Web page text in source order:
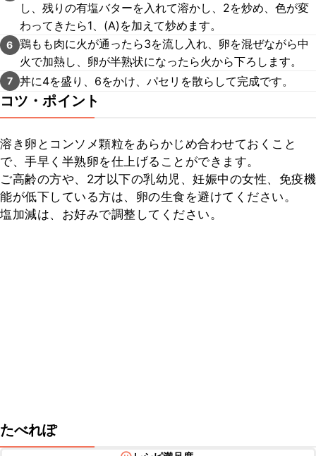
し、残りの有塩バターを入れて溶かし、2を炒め、色が変
わってきたら1、(A)を加えて炒めます。
6 鶏もも肉に火が通ったら3を流し入れ、卵を混ぜながら中
火で加熱し、卵が半熟状になったら火から下ろします。
7 丼に4を盛り、6をかけ、パセリを散らして完成です。
コツ・ポイント
溶き卵とコンソメ顆粒をあらかじめ合わせておくこと
で、手早く半熟卵を仕上げることができます。
ご高齢の方や、2才以下の乳幼児、妊娠中の女性、免疫機
能が低下している方は、卵の生食を避けてください。
塩加減は、お好みで調整してください。
たべれぽ